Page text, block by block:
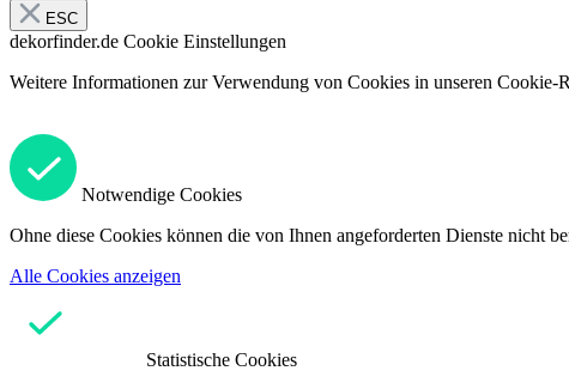
ESC
dekorfinder.de Cookie Einstellungen
Weitere Informationen zur Verwendung von Cookies in unseren Cookie-
Notwendige Cookies
Ohne diese Cookies können die von Ihnen angeforderten Dienste nicht
Alle Cookies anzeigen
Statistische Cookies